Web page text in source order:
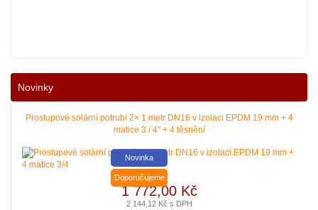
a kotle jsou vyhlášeny. Příjem žádostí začíná 12. 10. 2021.
Zajistěte si pro vás levnější a pohodlnější vytápění a provoz
domácnosti.
Novinky
Prostupové solární potrubí 2× 1 metr DN16 v izolaci EPDM 19 mm + 4
matice 3 / 4" + 4 těsnění
Novinka
Doporučujeme
1 772,00 Kč
2 144,12 Kč s DPH